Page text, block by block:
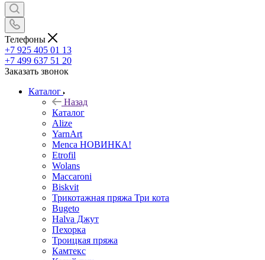
Телефоны
+7 925 405 01 13
+7 499 637 51 20
Заказать звонок
Каталог
Назад
Каталог
Alize
YarnArt
Menca НОВИНКА!
Etrofil
Wolans
Maccaroni
Biskvit
Трикотажная пряжа Три кота
Bugeto
Halva Джут
Пехорка
Троицкая пряжа
Камтекс